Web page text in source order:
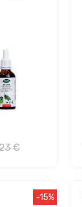
€
-15%